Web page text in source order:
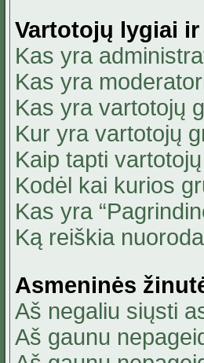
Vartotojų lygiai
Kas yra
Kas yra
Kas yra vartotojų
Kur yra vartotojų
Kaip tapti
Kodėl kai kurios
Kas yra
Ką reiškia
Asmeninės
Aš negaliu siųsti
Aš gaunu